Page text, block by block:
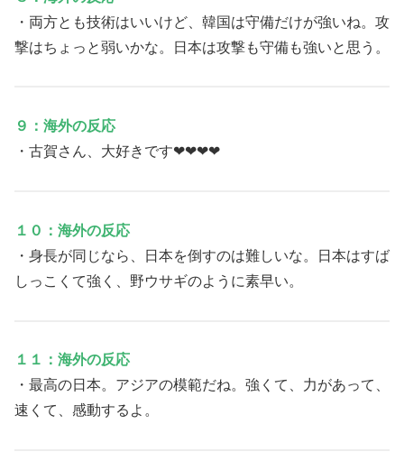
・両方とも技術はいいけど、韓国は守備だけが強いね。攻
撃はちょっと弱いかな。日本は攻撃も守備も強いと思う。
９：海外の反応
・古賀さん、大好きです❤❤❤❤
１０：海外の反応
・身長が同じなら、日本を倒すのは難しいな。日本はすば
しっこくて強く、野ウサギのように素早い。
１１：海外の反応
・最高の日本。アジアの模範だね。強くて、力があって、
速くて、感動するよ。